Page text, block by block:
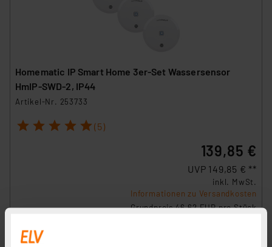
Homematic IP Smart Home 3er-Set Wassersensor
HmIP-SWD-2, IP44
Artikel-Nr. 253733
1 2 3 4 5 (5)
139,85 €
UVP 149,85 € **
inkl. MwSt.
Informationen zu Versandkosten
Grundpreis 46.62 EUR pro Stück